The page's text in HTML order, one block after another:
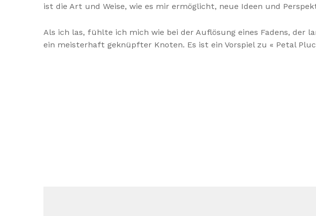
ist die Art und Weise, wie es mir ermöglicht, neue Ideen und
Als ich las, fühlte ich mich wie bei der Auflösung eines Fadens, der
ein meisterhaft geknüpfter Knoten. Es ist ein Vorspiel zu « Petal